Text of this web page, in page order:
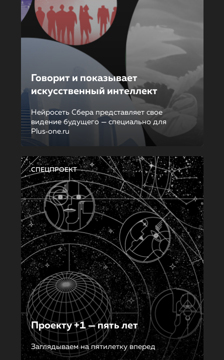
Говорит и показывает
искусственный интеллект
Нейросеть Сбера представляет свое
видение будущего — специально для
Plus‑one.ru
СПЕЦПРОЕКТ
Проекту +1 — пять лет
Заглядываем на пятилетку вперед